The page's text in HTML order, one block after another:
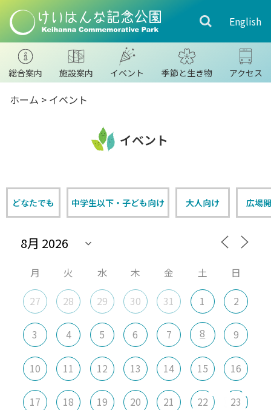
English
総合案内 施設案内 イベント 季節と生き物 アクセス
ホーム > イベント
イベント
どなたでも 中学生以下・子ども向け 大人向け 広場
月 火 水 木 金 土
日
27
28 29 30 31 1 2
3 4 5 6 7 8 9
10 11 12 13 14 15 16
17 18 19 20 21 22 23